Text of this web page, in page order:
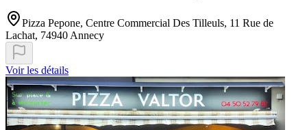
Pizza Pepone, Centre Commercial Des Tilleuls, 11 Rue de
Lachat, 74940 Annecy
Voir les détails